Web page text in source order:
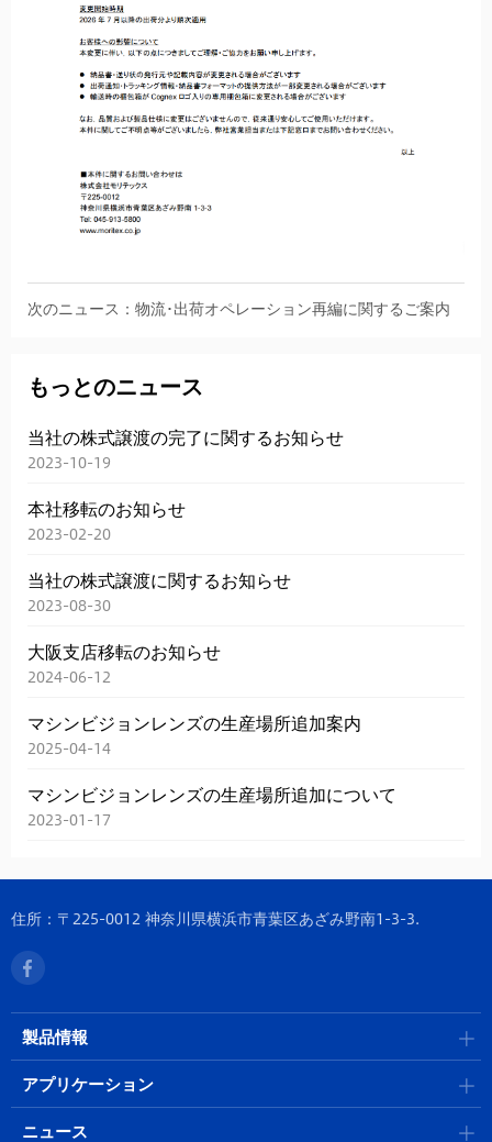
次のニュース：物流･出荷オペレーション再編に関するご案内
もっとのニュース
当社の株式譲渡の完了に関するお知らせ
2023-10-19
本社移転のお知らせ
2023-02-20
当社の株式譲渡に関するお知らせ
2023-08-30
大阪支店移転のお知らせ
2024-06-12
マシンビジョンレンズの生産場所追加案内
2025-04-14
マシンビジョンレンズの生産場所追加について
2023-01-17
住所：〒225-0012 神奈川県横浜市青葉区あざみ野南1-3-3.
製品情報
アプリケーション
ニュース